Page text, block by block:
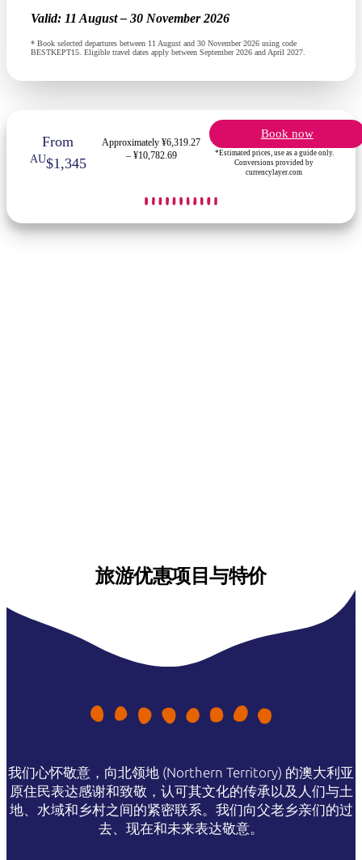
Valid: 11 August – 30 November 2026
* Book selected departures between 11 August and 30 November 2026 using code
BESTKEPT15. Eligible travel dates apply between September 2026 and April 2027.
From
AU$1,345
Approximately ¥6,319.27
– ¥10,782.69
Book now
*Estimated prices, use as a guide only.
Conversions provided by
currencylayer.com
旅游优惠项目与特价
我们心怀敬意，向北领地 (Northern Territory) 的澳大利亚
原住民表达感谢和致敬，认可其文化的传承以及人们与土
地、水域和乡村之间的紧密联系。我们向父老乡亲们的过
去、现在和未来表达敬意。